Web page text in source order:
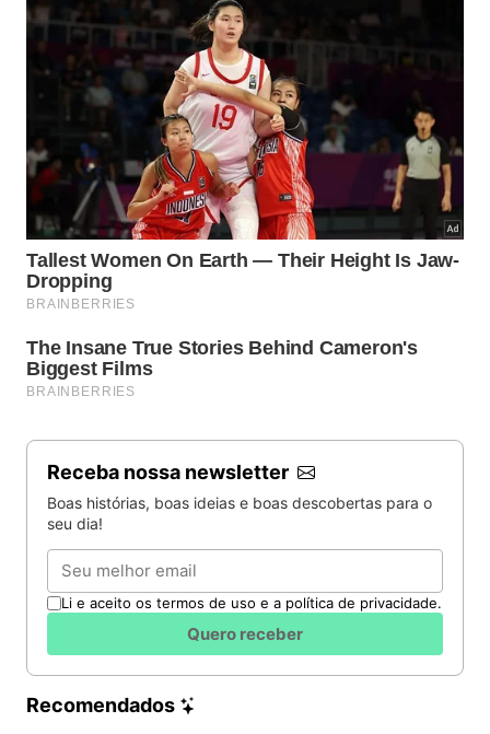
Receba nossa newsletter
Boas histórias, boas ideias e boas descobertas para o
seu dia!
Email
Li e aceito os termos de uso e a política de privacidade.
Quero receber
Recomendados